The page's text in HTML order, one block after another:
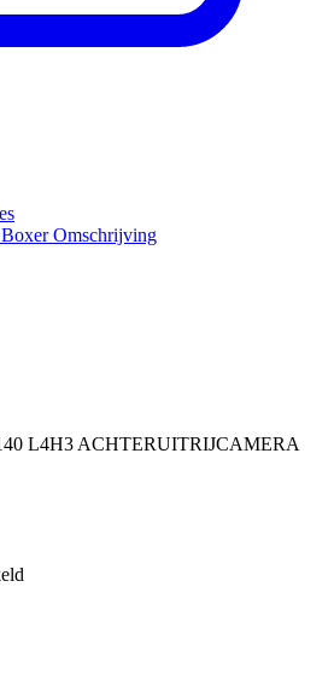
Omschrijving
L4H3 ACHTERUITRIJCAMERA